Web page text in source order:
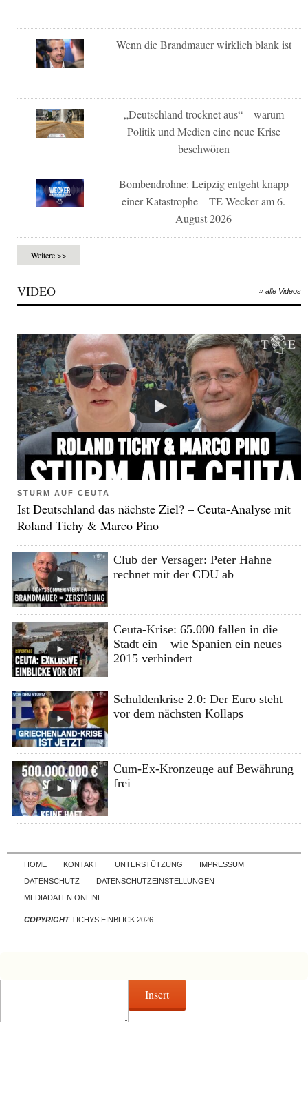
Wenn die Brandmauer wirklich blank ist
„Deutschland trocknet aus“ – warum
Politik und Medien eine neue Krise
beschwören
Bombendrohne: Leipzig entgeht knapp
einer Katastrophe – TE-Wecker am 6.
August 2026
Weitere >>
VIDEO » alle Videos
STURM AUF CEUTA
Ist Deutschland das nächste Ziel? – Ceuta-Analyse mit
Roland Tichy & Marco Pino
Club der Versager: Peter Hahne
rechnet mit der CDU ab
Ceuta-Krise: 65.000 fallen in die
Stadt ein – wie Spanien ein neues
2015 verhindert
Schuldenkrise 2.0: Der Euro steht
vor dem nächsten Kollaps
Cum-Ex-Kronzeuge auf Bewährung
frei
Skip to content
HOME KONTAKT UNTERSTÜTZUNG
IMPRESSUM
DATENSCHUTZ
DATENSCHUTZEINSTELLUNGEN
MEDIADATEN ONLINE
COPYRIGHTTICHYS EINBLICK 2026
Insert